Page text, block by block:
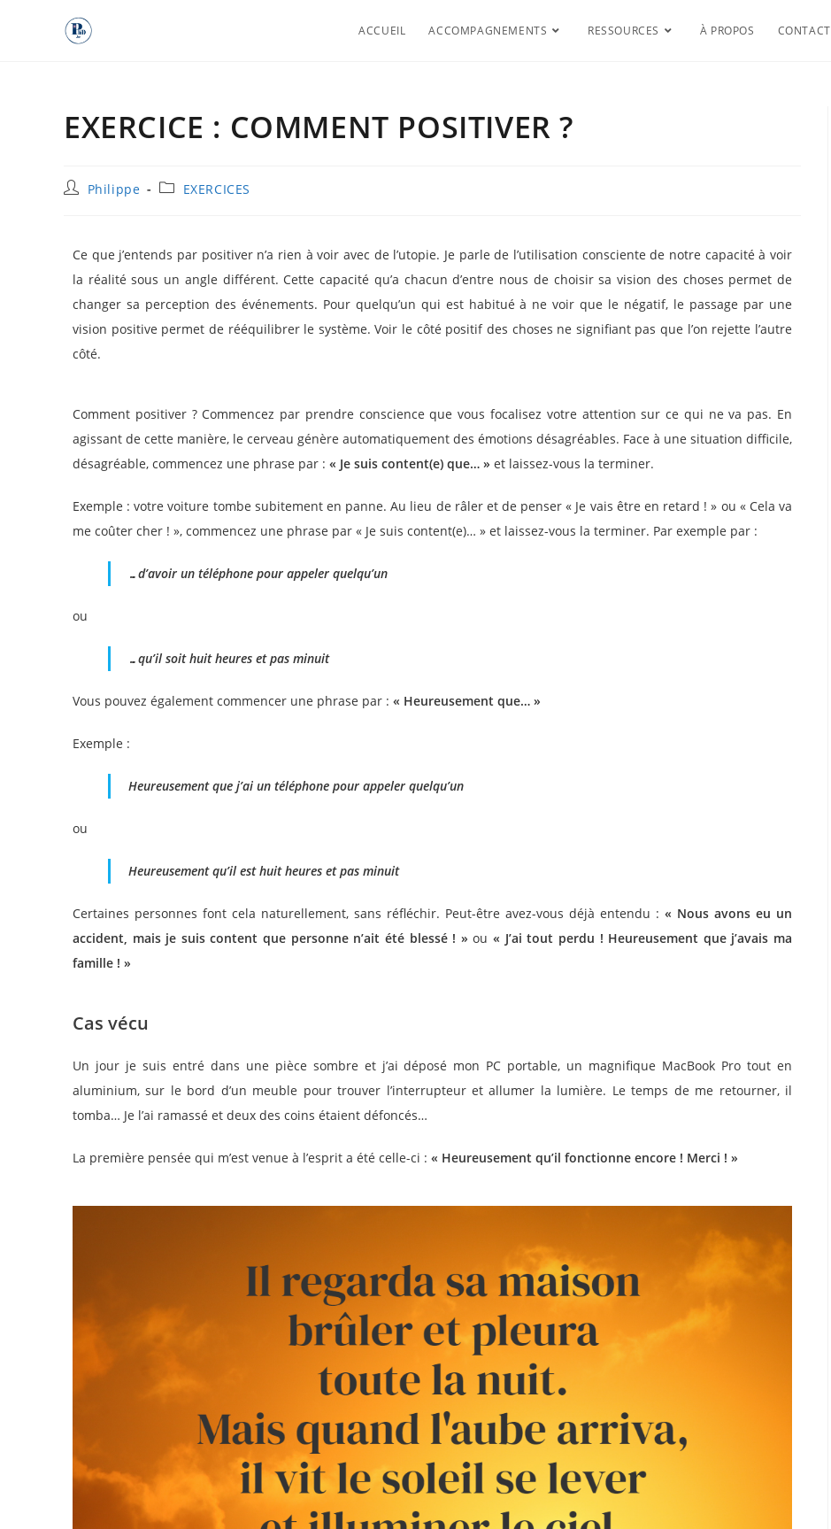
ACCUEIL ACCOMPAGNEMENTS RESSOURCES À PROPOS CONTACT
EXERCICE : COMMENT POSITIVER ?
Philippe EXERCICES
Ce que j’entends par positiver n’a rien à voir avec de l’utopie. Je parle de l’utilisation consciente de notre capacité à voir
la réalité sous un angle différent. Cette capacité qu’a chacun d’entre nous de choisir sa vision des choses permet de
changer sa perception des événements. Pour quelqu’un qui est habitué à ne voir que le négatif, le passage par une
vision positive permet de rééquilibrer le système. Voir le côté positif des choses ne signifiant pas que l’on rejette l’autre
côté.
Comment positiver ? Commencez par prendre conscience que vous focalisez votre attention sur ce qui ne va pas. En
agissant de cette manière, le cerveau génère automatiquement des émotions désagréables. Face à une situation difficile,
désagréable, commencez une phrase par : « Je suis content(e) que… » et laissez-vous la terminer.
Exemple : votre voiture tombe subitement en panne. Au lieu de râler et de penser « Je vais être en retard ! » ou « Cela va
me coûter cher ! », commencez une phrase par « Je suis content(e)… » et laissez-vous la terminer. Par exemple par :
…d’avoir un téléphone pour appeler quelqu’un
ou
…qu’il soit huit heures et pas minuit
Vous pouvez également commencer une phrase par : « Heureusement que… »
Exemple :
Heureusement que j’ai un téléphone pour appeler quelqu’un
ou
Heureusement qu’il est huit heures et pas minuit
Certaines personnes font cela naturellement, sans réfléchir. Peut-être avez-vous déjà entendu : « Nous avons eu un
accident, mais je suis content que personne n’ait été blessé ! »ou« J’ai tout perdu ! Heureusement que j’avais ma
famille ! »
Cas vécu
Un jour je suis entré dans une pièce sombre et j’ai déposé mon PC portable, un magnifique MacBook Pro tout en
aluminium, sur le bord d’un meuble pour trouver l’interrupteur et allumer la lumière. Le temps de me retourner, il
tomba… Je l’ai ramassé et deux des coins étaient défoncés…
La première pensée qui m’est venue à l’esprit a été celle-ci : « Heureusement qu’il fonctionne encore ! Merci ! »